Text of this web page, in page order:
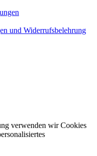
und Widerrufsbelehrung
verwenden wir Cookies